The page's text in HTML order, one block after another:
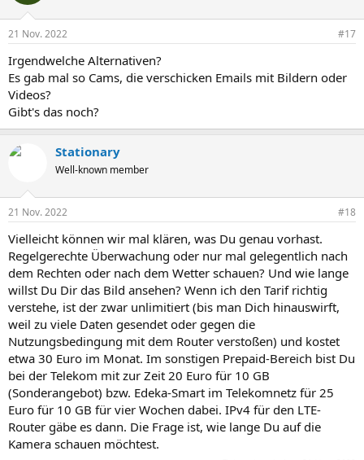
21 Nov. 2022 #17
Irgendwelche Alternativen?
Es gab mal so Cams, die verschicken Emails mit Bildern oder
Videos?
Gibt's das noch?
Stationary
Well-known member
21 Nov. 2022 #18
Vielleicht können wir mal klären, was Du genau vorhast.
Regelgerechte Überwachung oder nur mal gelegentlich nach
dem Rechten oder nach dem Wetter schauen? Und wie lange
willst Du Dir das Bild ansehen? Wenn ich den Tarif richtig
verstehe, ist der zwar unlimitiert (bis man Dich hinauswirft,
weil zu viele Daten gesendet oder gegen die
Nutzungsbedingung mit dem Router verstoßen) und kostet
etwa 30 Euro im Monat. Im sonstigen Prepaid-Bereich bist Du
bei der Telekom mit zur Zeit 20 Euro für 10 GB
(Sonderangebot) bzw. Edeka-Smart im Telekomnetz für 25
Euro für 10 GB für vier Wochen dabei. IPv4 für den LTE-
Router gäbe es dann. Die Frage ist, wie lange Du auf die
Kamera schauen möchtest.